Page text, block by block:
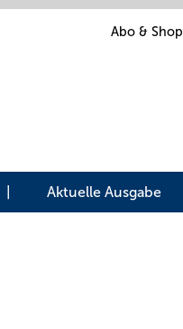
Abo & Shop
Aktuelle Ausgabe